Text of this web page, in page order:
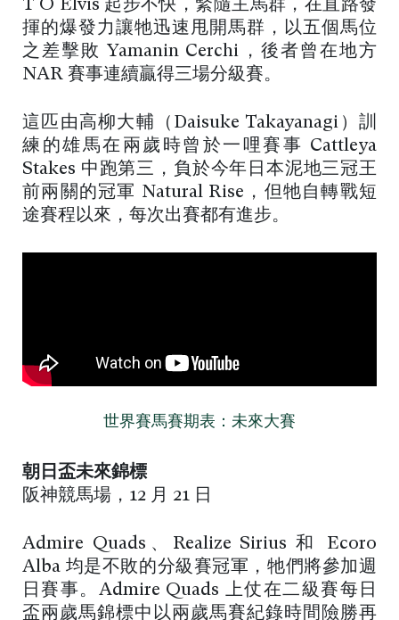
T O Elvis 起步不快，緊隨主馬群，在直路發
揮的爆發力讓牠迅速甩開馬群，以五個馬位
之差擊敗 Yamanin Cerchi，後者曾在地方
NAR 賽事連續贏得三場分級賽。
這匹由高柳大輔（Daisuke Takayanagi）訓
練的雄馬在兩歲時曾於一哩賽事 Cattleya
Stakes 中跑第三，負於今年日本泥地三冠王
前兩關的冠軍 Natural Rise，但牠自轉戰短
途賽程以來，每次出賽都有進步。
世界賽馬賽期表：未來大賽
朝日盃未來錦標
阪神競馬場，12 月 21 日
Admire Quads、Realize Sirius 和 Ecoro
Alba 均是不敗的分級賽冠軍，牠們將參加週
日賽事。Admire Quads 上仗在二級賽每日
盃兩歲馬錦標中以兩歲馬賽紀錄時間險勝再